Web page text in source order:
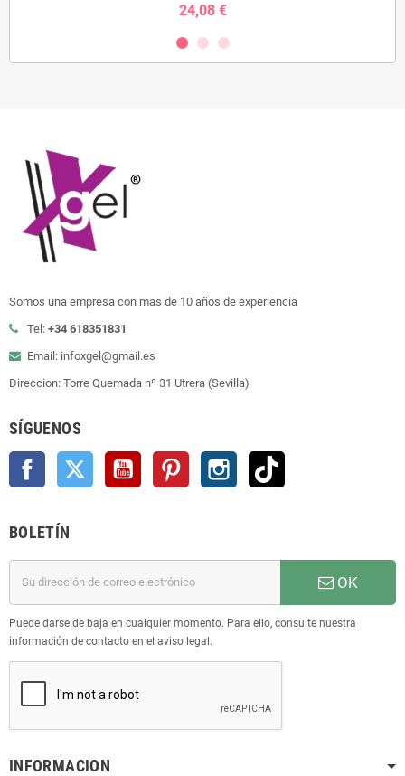
24,08 €
Somos una empresa con mas de 10 años de experiencia
Tel: +34 618351831
Email: infoxgel@gmail.es
Direccion: Torre Quemada nº 31 Utrera (Sevilla)
SÍGUENOS
Facebook Twitter YouTube Pinterest Instagram
BOLETÍN
OK
Puede darse de baja en cualquier momento. Para ello, consulte nuestra
información de contacto en el aviso legal.
INFORMACION